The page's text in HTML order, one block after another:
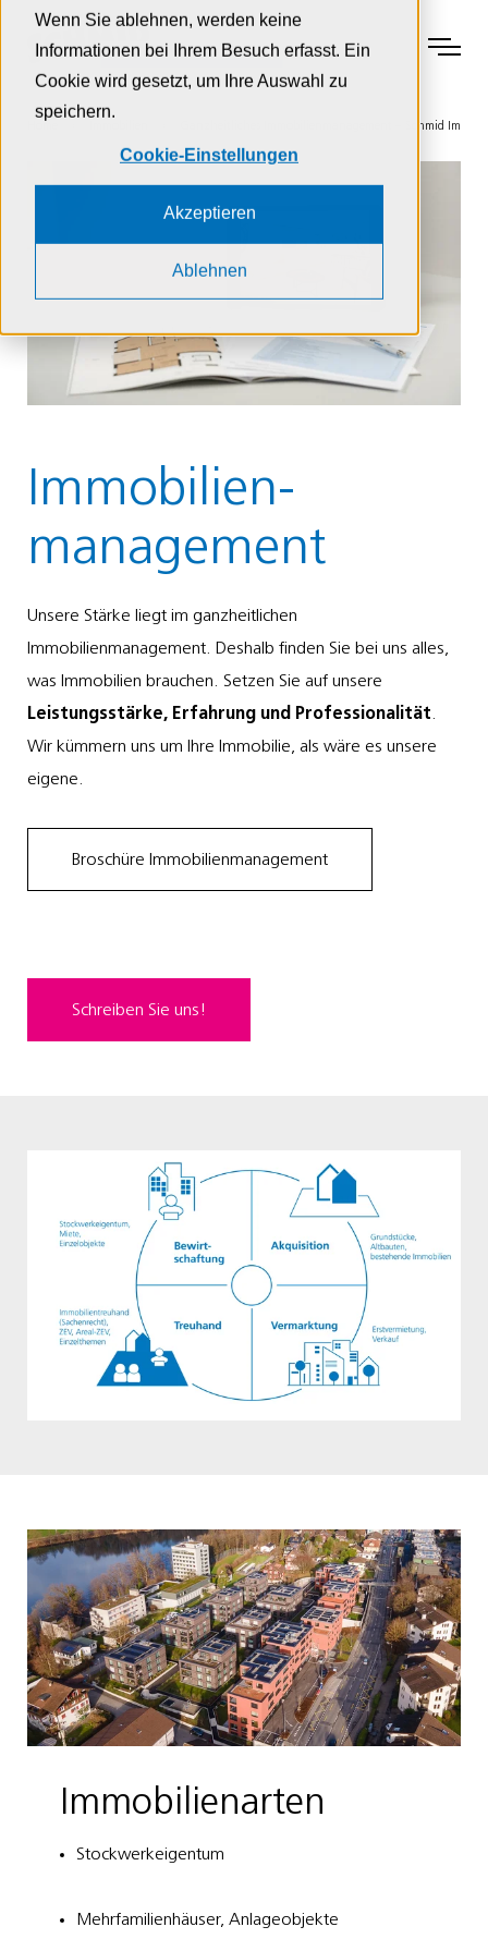
Wenn Sie ablehnen, werden keine
Informationen bei Ihrem Besuch erfasst. Ein
Cookie wird gesetzt, um Ihre Auswahl zu
speichern.
Cookie-Einstellungen
Akzeptieren
Ablehnen
Zur Navigation
Zur Suche
Zum Inhalt
Menu
Ganzheitliches Immobilienmanagement – Schmid
Immobilien­
management
Unsere Stärke liegt im ganzheitlichen
Immobilienmanagement. Deshalb finden Sie bei uns alles,
was Immobilien brauchen. Setzen Sie auf unsere
Leistungsstärke, Erfahrung und Professionalität
Wir kümmern uns um Ihre Immobilie, als wäre es unsere
eigene.
Broschüre Immobilienmanagement
Schreiben Sie uns!
Immobilienarten
Stockwerkeigentum
Mehrfamilienhäuser, Anlageobjekte